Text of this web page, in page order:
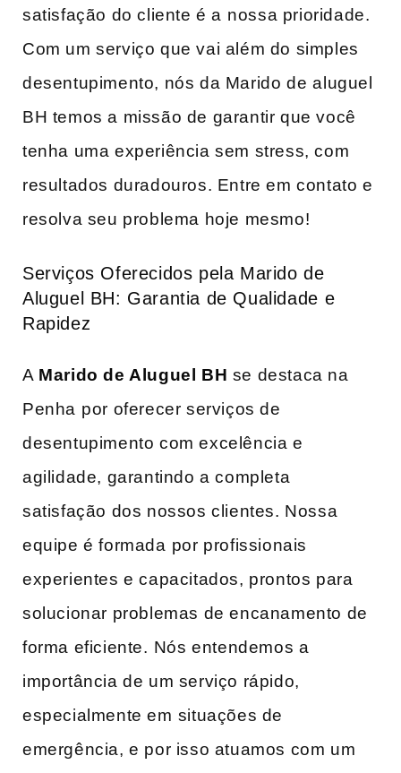
satisfação do​ cliente é ‌a⁣ nossa prioridade.
Com ‌um serviço que vai além do simples
desentupimento, nós da Marido de ⁢aluguel
BH temos a missão de garantir que você
tenha uma experiência sem stress, com
resultados duradouros. Entre em contato e
‍resolva seu problema hoje mesmo!
Serviços Oferecidos pela Marido de
Aluguel BH: Garantia de ‍Qualidade ⁢e
Rapidez
A Marido de Aluguel BH se destaca na
Penha ⁢por oferecer serviços de
desentupimento com excelência e
agilidade, garantindo a completa
satisfação ​dos nossos clientes. Nossa
equipe é formada⁢ por profissionais‌
experientes ​e capacitados, prontos para
solucionar problemas de encanamento de
forma eficiente. ⁢Nós entendemos ​a
importância de um serviço rápido,
especialmente em⁢ situações de
emergência, e por isso atuamos com um